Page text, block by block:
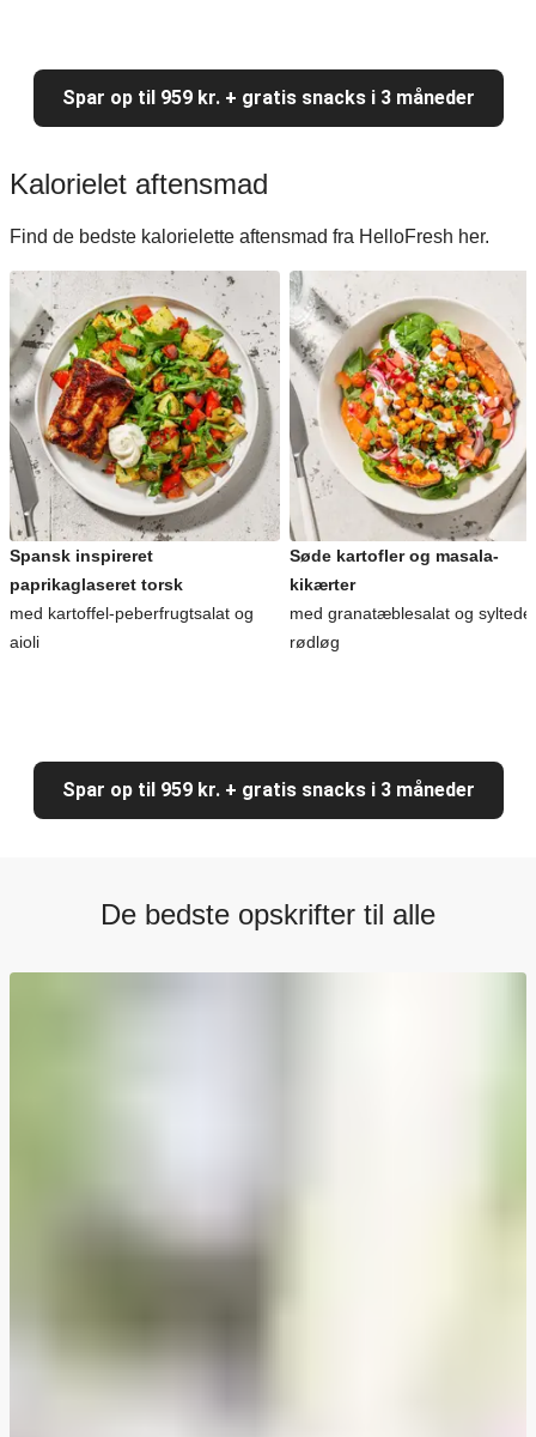
Spar op til 959 kr. + gratis snacks i 3 måneder
Kalorielet aftensmad
Find de bedste kalorielette aftensmad fra HelloFresh her.
Spansk inspireret
paprikaglaseret torsk
med kartoffel-peberfrugtsalat og
aioli
Søde kartofler og masala-
kikærter
med granatæblesalat og syltede
rødløg
Spar op til 959 kr. + gratis snacks i 3 måneder
De bedste opskrifter til alle